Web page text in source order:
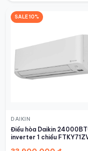
SALE 10%
DAIKIN
Điều hòa Daikin
inverter 1 chiều